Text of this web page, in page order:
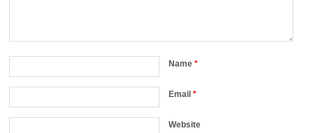
Name*
Email*
Website